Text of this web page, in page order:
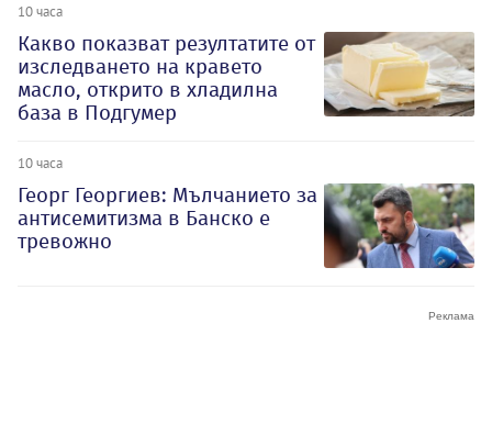
10 часа
Какво показват резултатите от
изследването на кравето
масло, открито в хладилна
база в Подгумер
10 часа
Георг Георгиев: Мълчанието за
антисемитизма в Банско е
тревожно